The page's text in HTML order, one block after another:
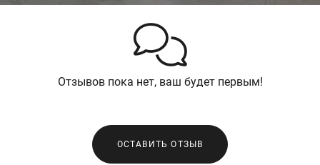
Отзывов пока нет, ваш будет первым!
ОСТАВИТЬ ОТЗЫВ